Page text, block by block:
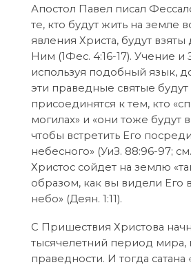
Апостол Павел писал
те, кто будут жить на земле
явления Христа, будут взяты
Ним (1Фес. 4:16-17). Учение и
используя подобный язык,
эти праведные святые
присоединятся к тем, кто
могилах» и «они тоже будут
чтобы встретить Его
небесного» (УиЗ. 88:96-97;
Христос сойдет на землю
образом, как вы видели Его
небо» (Деян. 1:11).
С Пришествия Христова
тысячелетний период мира,
праведности. И тогда сатана